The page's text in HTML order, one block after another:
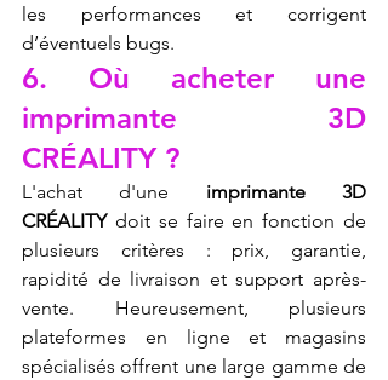
les performances et corrigent
d’éventuels bugs.
6. Où acheter une
imprimante 3D
CRÉALITY ?
L'achat d'une imprimante 3D
CRÉALITY doit se faire en fonction de
plusieurs critères : prix, garantie,
rapidité de livraison et support après-
vente. Heureusement, plusieurs
plateformes en ligne et magasins
spécialisés offrent une large gamme de